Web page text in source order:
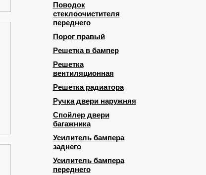
Поводок
стеклоочистителя
переднего
Порог правый
Решетка в бампер
Решетка
вентиляционная
Решетка радиатора
Ручка двери наружняя
Спойлер двери
багажника
Усилитель бампера
заднего
Усилитель бампера
переднего